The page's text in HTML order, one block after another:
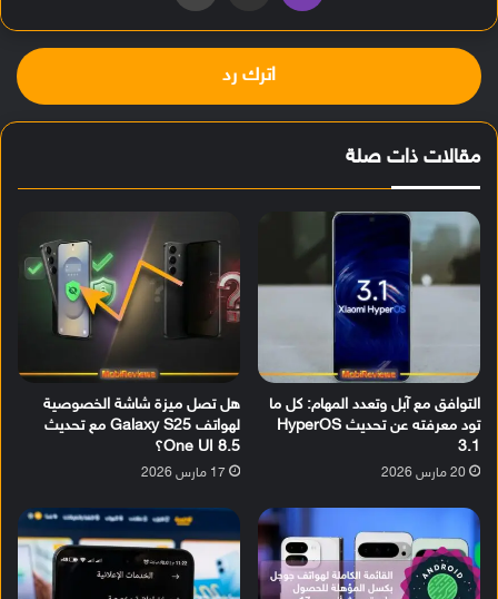
اترك رد
مقالات ذات صلة
التوافق مع آبل وتعدد المهام: كل ما
تود معرفته عن تحديث HyperOS
3.1
20 مارس 2026
هل تصل ميزة شاشة الخصوصية
لهواتف Galaxy S25 مع تحديث
One UI 8.5؟
17 مارس 2026